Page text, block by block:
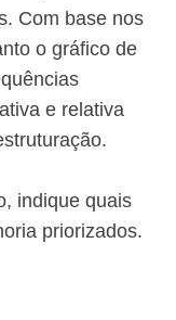
Com base nos
o gráfico de
e relativa
indique quais
priorizados.